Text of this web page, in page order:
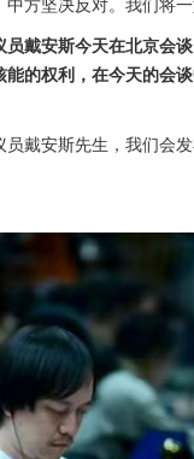
戴安斯今天在北京会
的权利，在今天的会
戴安斯先生，我们会